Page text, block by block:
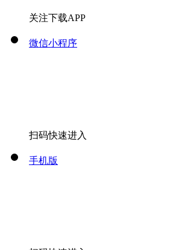
关注下载APP
微信小程序
扫码快速进入
手机版